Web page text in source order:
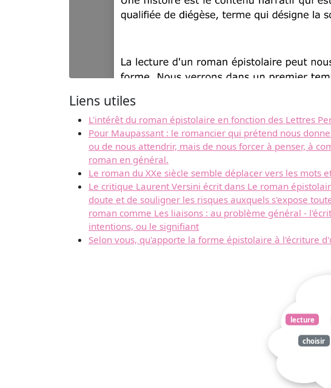
Liens utiles
L'intérêt du roman épistolaire en fonction des Lettres
Pour Maupassant : le romancier qui prétend nous
ou de nous attendrir, mais de nous forcer à penser, à
roman en général.
Le roman du XXe siècle semble déplacer vers les
Le critique Laurent Versini écrit dans Le roman
doute et de souligner les risques auxquels s'expose
roman comme Les liaisons : au problème général -
intentions, ou le signifiant
Selon vous, qu'apporte la forme épistolaire à l'écriture
lecture
choisir